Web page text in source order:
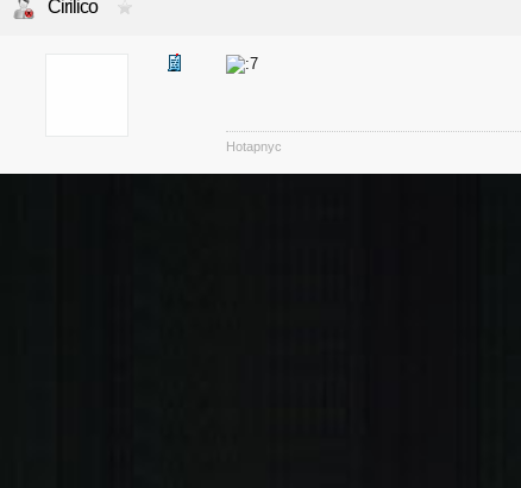
Cirilico
Hotapnyc